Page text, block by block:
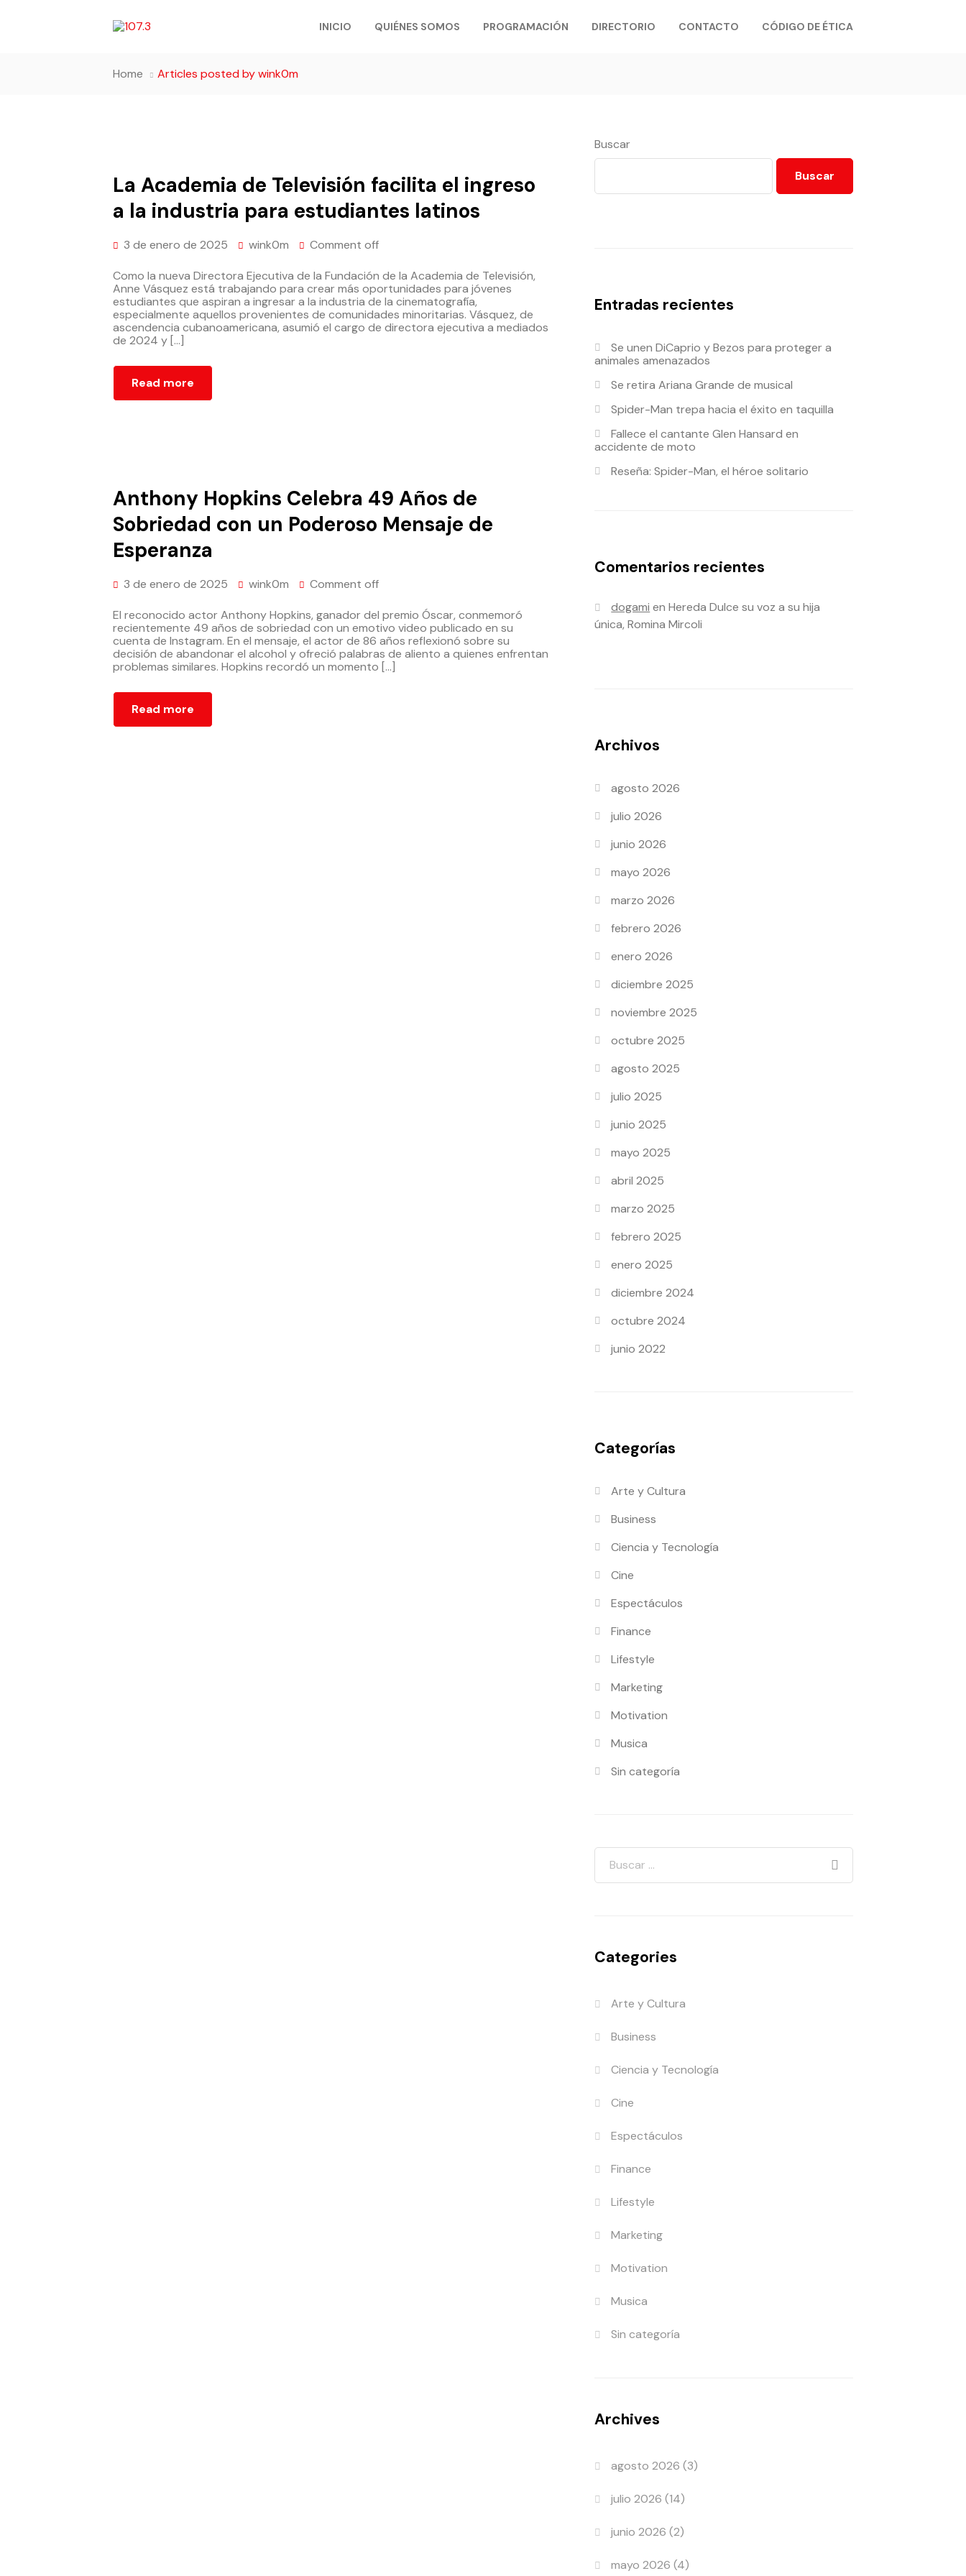
INICIO QUIÉNES SOMOS PROGRAMACIÓN DIRECTORIO CONTACTO CÓDIGO DE ÉTICA
Home Articles posted by wink0m
La Academia de Televisión facilita el ingreso
a la industria para estudiantes latinos
3 de enero de 2025 wink0m Comment off
Como la nueva Directora Ejecutiva de la Fundación de la Academia de Televisión,
Anne Vásquez está trabajando para crear más oportunidades para jóvenes
estudiantes que aspiran a ingresar a la industria de la cinematografía,
especialmente aquellos provenientes de comunidades minoritarias. Vásquez, de
ascendencia cubanoamericana, asumió el cargo de directora ejecutiva a mediados
de 2024 y […]
Read more
Anthony Hopkins Celebra 49 Años de
Sobriedad con un Poderoso Mensaje de
Esperanza
3 de enero de 2025 wink0m Comment off
El reconocido actor Anthony Hopkins, ganador del premio Óscar, conmemoró
recientemente 49 años de sobriedad con un emotivo video publicado en su
cuenta de Instagram. En el mensaje, el actor de 86 años reflexionó sobre su
decisión de abandonar el alcohol y ofreció palabras de aliento a quienes enfrentan
problemas similares. Hopkins recordó un momento […]
Read more
Buscar
Buscar
Entradas recientes
Se unen DiCaprio y Bezos para proteger a
animales amenazados
Se retira Ariana Grande de musical
Spider-Man trepa hacia el éxito en taquilla
Fallece el cantante Glen Hansard en
accidente de moto
Reseña: Spider-Man, el héroe solitario
Comentarios recientes
dogami enHereda Dulce su voz a su hija
única, Romina Mircoli
Archivos
agosto 2026
julio 2026
junio 2026
mayo 2026
marzo 2026
febrero 2026
enero 2026
diciembre 2025
noviembre 2025
octubre 2025
agosto 2025
julio 2025
junio 2025
mayo 2025
abril 2025
marzo 2025
febrero 2025
enero 2025
diciembre 2024
octubre 2024
junio 2022
Categorías
Arte y Cultura
Business
Ciencia y Tecnología
Cine
Espectáculos
Finance
Lifestyle
Marketing
Motivation
Musica
Sin categoría
Categories
Arte y Cultura
Business
Ciencia y Tecnología
Cine
Espectáculos
Finance
Lifestyle
Marketing
Motivation
Musica
Sin categoría
Archives
agosto 2026 (3)
julio 2026 (14)
junio 2026 (2)
mayo 2026 (4)